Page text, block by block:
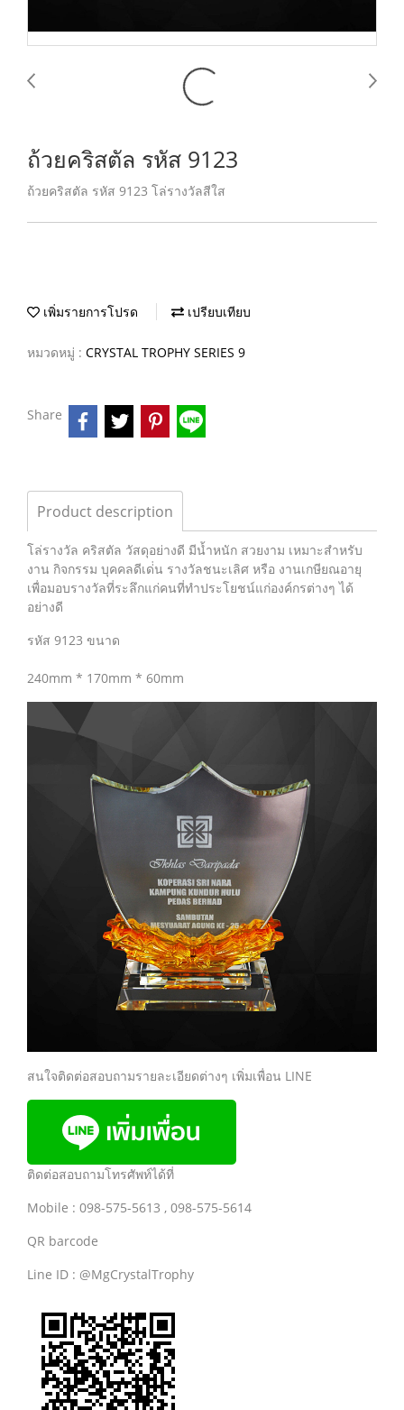
ถ้วยคริสตัล รหัส 9123
ถ้วยคริสตัล รหัส 9123 โล่รางวัลสีใส
เพิ่มรายการโปรด เปรียบเทียบ
หมวดหมู่ : CRYSTAL TROPHY SERIES 9
Share
Product description
โล่รางวัล คริสตัล วัสดุอย่างดี มีน้ำหนัก สวยงาม เหมาะสำหรับ
งาน กิจกรรม บุคคลดีเด่่น รางวัลชนะเลิศ หรือ งานเกษียณอายุ
เพื่อมอบรางวัลที่ระลึกแก่คนที่ทำประโยชน์แก่องค์กรต่างๆ ได้
อย่างดี
รหัส 9123 ขนาด
240mm * 170mm * 60mm
สนใจติดต่อสอบถามรายละเอียดต่างๆ เพิ่มเพื่อน LINE
ติดต่อสอบถามโทรศัพท์ได้ที่
Mobile : 098-575-5613 , 098-575-5614
QR barcode
Line ID : @MgCrystalTrophy